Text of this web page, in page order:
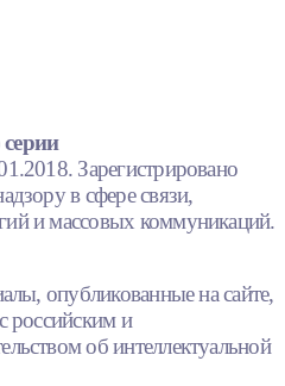
Зарегистрировано
в сфере связи,
и массовых коммуникаций.
опубликованные на сайте,
российским и
об интеллектуальной